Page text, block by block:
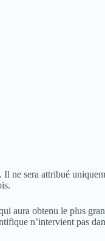
ne sera attribué
aura obtenu le plus
n’intervient pas